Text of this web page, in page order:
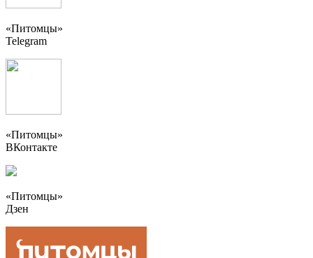
«Питомцы»
Telegram
«Питомцы»
ВКонтакте
«Питомцы»
Дзен